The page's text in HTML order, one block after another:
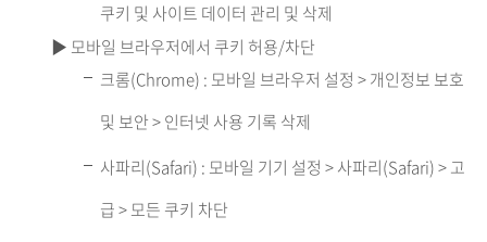
쿠키 및 사이트 데이터 관리 및 삭제
▶ 모바일 브라우저에서 쿠키 허용/차단
크롬(Chrome) : 모바일 브라우저 설정 > 개인정보 보호
및 보안 > 인터넷 사용 기록 삭제
사파리(Safari) : 모바일 기기 설정 > 사파리(Safari) > 고
급 > 모든 쿠키 차단